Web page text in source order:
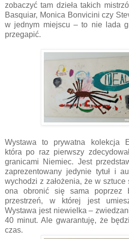
zobaczyć tam dzieła takich
Basquiar, Monica Bonvicini czy
w jednym miejscu – to nie lada
przegapić.
Wystawa to prywatna kolekcja
która po raz pierwszy
granicami Niemiec. Jest
zaprezentowany jedynie tytuł i
wychodzi z założenia, że w sztuce
ona obronić się sama poprzez
przestrzeń, w której jest
Wystawa jest niewielka –
40 minut. Ale gwarantuję, że
czas.